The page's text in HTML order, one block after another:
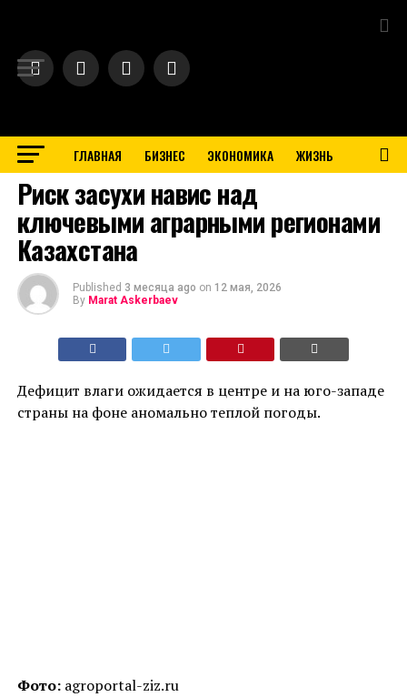
ГЛАВНАЯ БИЗНЕС ЭКОНОМИКА ЖИЗНЬ
BUSINESS
Риск засухи навис над
ключевыми аграрными регионами
Казахстана
Published 3 месяца ago on 12 мая, 2026
By Marat Askerbaev
Дефицит влаги ожидается в центре и на юго-западе
страны на фоне аномально теплой погоды.
Фото: agroportal-ziz.ru